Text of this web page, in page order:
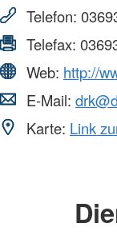
Telefon:
Telefax:
Web: http://
E-Mail:
Karte: Link